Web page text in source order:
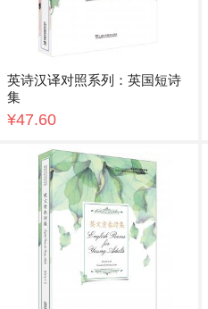
英诗汉译对照系列：英国短诗
集
¥47.60